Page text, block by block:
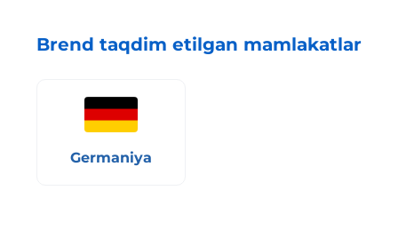
Brend taqdim etilgan mamlakatlar
Germaniya